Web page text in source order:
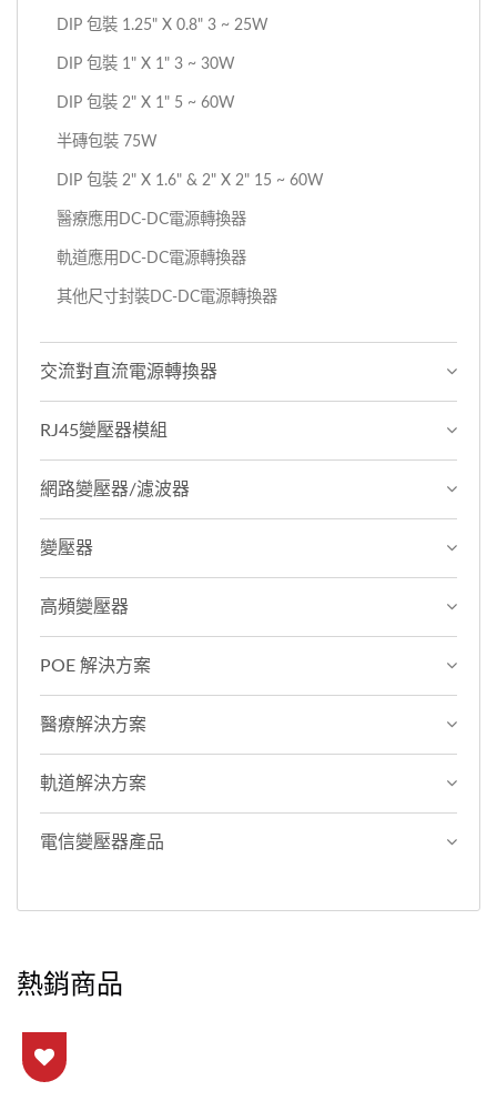
DIP 包裝 1.25" X 0.8" 3 ~ 25W
DIP 包裝 1" X 1" 3 ~ 30W
DIP 包裝 2" X 1" 5 ~ 60W
半磚包裝 75W
DIP 包裝 2" X 1.6" & 2" X 2" 15 ~ 60W
醫療應用DC-DC電源轉換器
軌道應用DC-DC電源轉換器
其他尺寸封裝DC-DC電源轉換器
交流對直流電源轉換器
RJ45變壓器模組
網路變壓器/濾波器
變壓器
高頻變壓器
POE 解決方案
醫療解決方案
軌道解決方案
電信變壓器產品
熱銷商品